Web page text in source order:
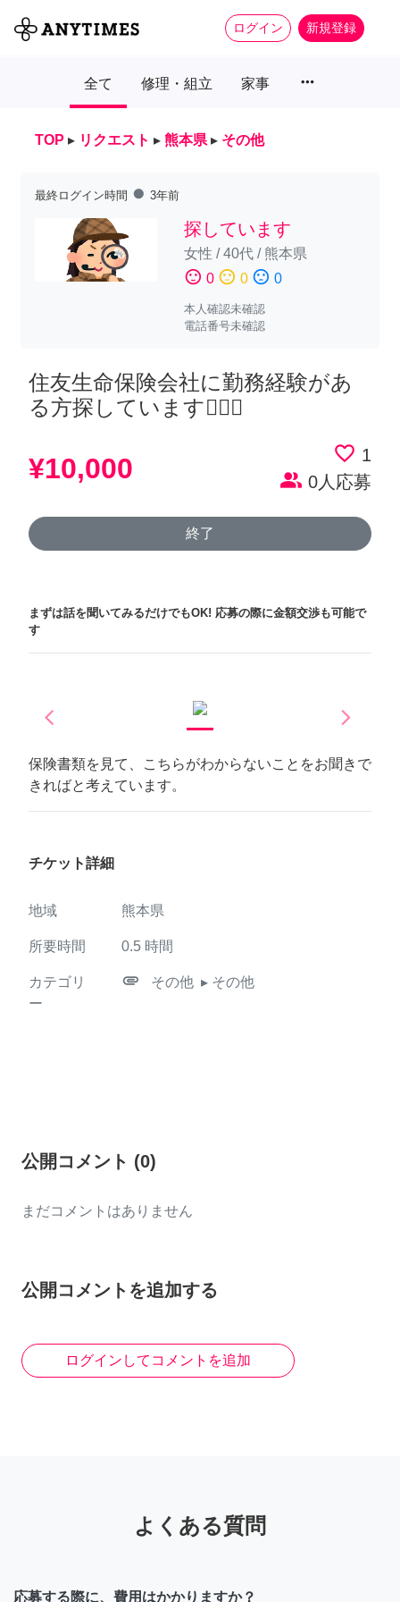
ログイン 新規登録
全て 修理・組立 家事 more_horiz
TOP ▸ リクエスト ▸ 熊本県 ▸ その他
最終ログイン時間 fiber_manual_record 3年前
探しています
女性 /40代/ 熊本県
sentiment_satisfied 0 sentiment_neutral 0 sentiment_dissatisfied 0
本人確認未確認
電話番号未確認
住友生命保険会社に勤務経験があ
る方探しています🙇🏻‍♀️
¥10,000 favorite_border 1
people_alt 0人応募
終了
まずは話を聞いてみるだけでもOK! 応募の際に金額交渉も可能で
す
arrow_back_iosPrevious arrow_forward_iosNext
保険書類を見て、こちらがわからないことをお聞きで
きればと考えています。
チケット詳細
地域 熊本県
所要時間 0.5 時間
カテゴリ
ー
attachment その他 ▸ その他
公開コメント (0)
まだコメントはありません
公開コメントを追加する
ログインしてコメントを追加
よくある質問
応募する際に、費用はかかりますか？